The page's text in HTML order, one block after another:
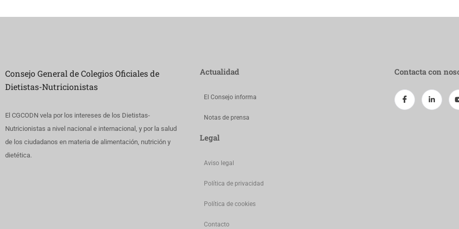
Consejo General de Colegios Oficiales de
Dietistas-Nutricionistas
El CGCODN vela por los intereses de los Dietistas-
Nutricionistas a nivel nacional e internacional, y por la salud
de los ciudadanos en materia de alimentación, nutrición y
dietética.
Actualidad
El Consejo informa
Notas de prensa
Legal
Aviso legal
Política de privacidad
Política de cookies
Contacto
Contacta con